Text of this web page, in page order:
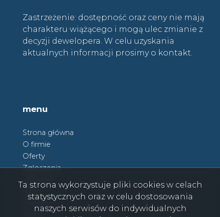
Zastrzeżenie: dostępność oraz ceny nie mają
charakteru wiążącego i mogą ulec zmianie z
decyzji dewelopera. W celu uzyskania
aktualnych informacji prosimy o kontakt.
menu
Strona główna
O firmie
Oferty
Zgłoszenia
Kontakt
Ta strona wykorzystuje pliki cookies w celach
statystycznych oraz w celu dostosowania
naszych serwisów do indywidualnych